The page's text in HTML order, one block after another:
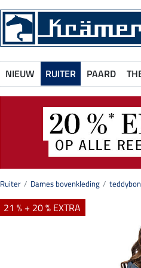
NIEUW RUITER PAARD
Ruiter Dames bovenkleding
21 % + 20 % EXTRA